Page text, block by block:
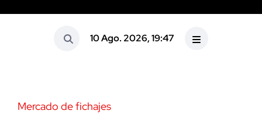
10 Ago. 2026, 19:47
Mercado de fichajes